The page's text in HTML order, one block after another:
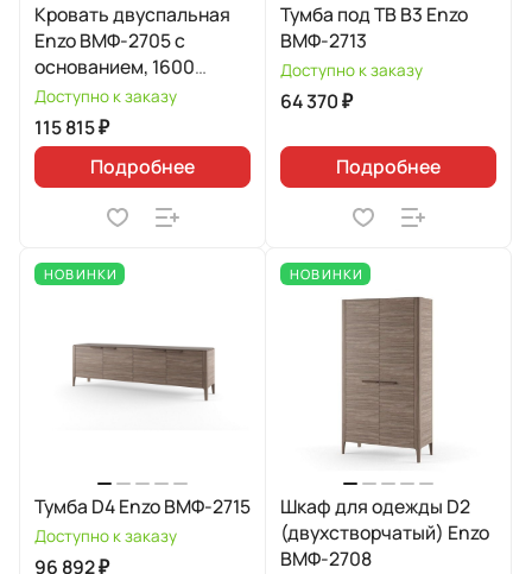
Кровать двуспальная
Enzo ВМФ-2705 с
основанием, 1600
Avelina 9534
Доступно к заказу
115 815 ₽
Подробнее
Тумба под ТВ B3 Enzo
ВМФ-2713
Доступно к заказу
64 370 ₽
Подробнее
НОВИНКИ
Тумба D4 Enzo ВМФ-2715
Доступно к заказу
96 892 ₽
НОВИНКИ
Шкаф для одежды D2
(двухстворчатый) Enzo
ВМФ-2708